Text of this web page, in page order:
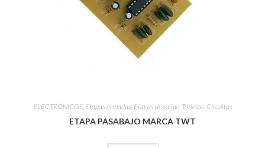
ELECTRÓNICOS, Etapas armadas, Etapas de salida-Tarjetas-Circuitos
ETAPA PASABAJO MARCA TWT